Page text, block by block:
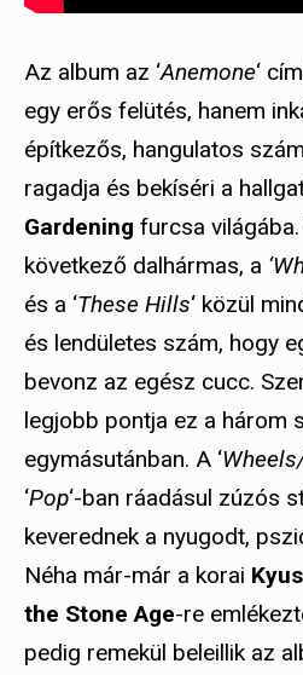
Az album az ‘Anemone‘
egy erős felütés, hanem
építkezős, hangulatos
ragadja és bekíséri a
Gardening furcsa
következő dalhármas, a
és a ‘These Hills‘ közül
és lendületes szám, hogy
bevonz az egész cucc.
legjobb pontja ez a három
egymásutánban. A ‘
‘Pop‘-ban ráadásul zúzós
keverednek a nyugodt,
Néha már-már a korai
the Stone Age-re
pedig remekül beleillik az